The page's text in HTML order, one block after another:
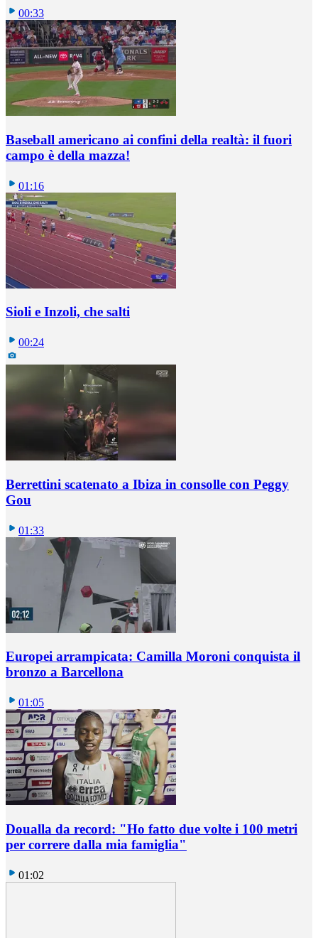
00:33
Baseball americano ai confini della realtà: il fuori
campo è della mazza!
01:16
Sioli e Inzoli, che salti
00:24
Berrettini scatenato a Ibiza in consolle con Peggy
Gou
01:33
Europei arrampicata: Camilla Moroni conquista il
bronzo a Barcellona
01:05
Doualla da record: "Ho fatto due volte i 100 metri
per correre dalla mia famiglia"
01:02